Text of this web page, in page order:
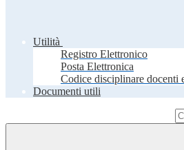
Utilità
Registro Elettronico
Posta Elettronica
Codice disciplinare docenti
Documenti utili